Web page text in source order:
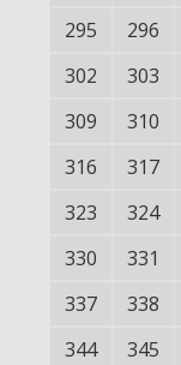
295
296
302
303
309
310
316
317
323
324
330
331
337
338
344
345